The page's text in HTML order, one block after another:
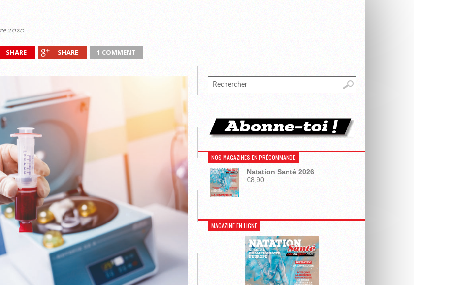
2020
SHARE SHARE 1 COMMENT
NOS MAGAZINES EN PRÉCOMMANDE
Natation Santé 2026
€8,90
MAGAZINE EN LIGNE